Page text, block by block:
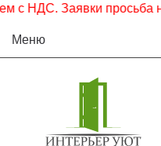
Заявки просьба
Меню